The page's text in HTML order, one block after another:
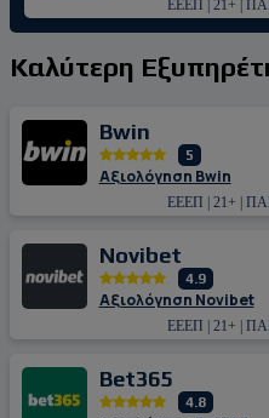
ΕΕΕΠ | 21+ |
Καλύτερη
Bwin
5
Αξιολόγηση Bwin
ΕΕΕΠ | 21+ |
Novibet
4.9
Αξιολόγηση Novibet
ΕΕΕΠ | 21+ |
Bet365
4.8